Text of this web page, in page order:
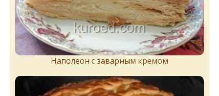
Наполеон с заварным кремом